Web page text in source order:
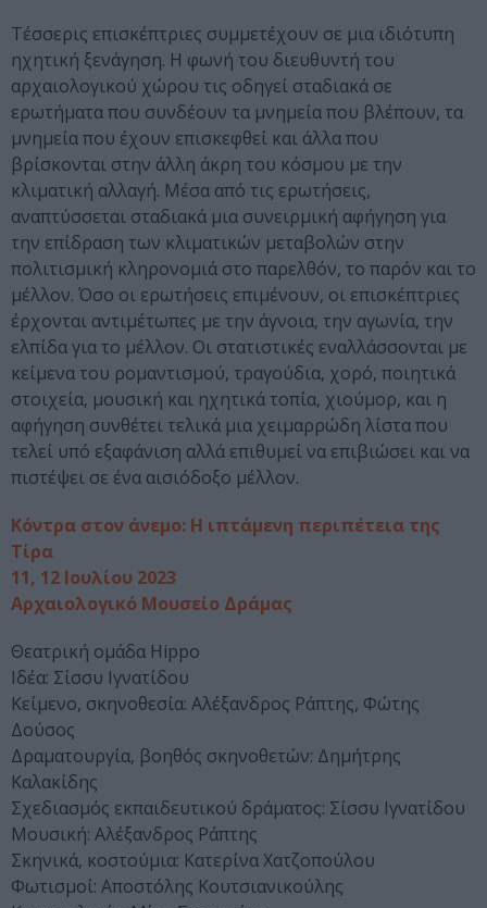
Τέσσερις επισκέπτριες συμμετέχουν σε μια ιδιότυπη
ηχητική ξενάγηση. Η φωνή του διευθυντή του
αρχαιολογικού χώρου τις οδηγεί σταδιακά σε
ερωτήματα που συνδέουν τα μνημεία που βλέπουν, τα
μνημεία που έχουν επισκεφθεί και άλλα που
βρίσκονται στην άλλη άκρη του κόσμου με την
κλιματική αλλαγή. Μέσα από τις ερωτήσεις,
αναπτύσσεται σταδιακά μια συνειρμική αφήγηση για
την επίδραση των κλιματικών μεταβολών στην
πολιτισμική κληρονομιά στο παρελθόν, το παρόν και το
μέλλον. Όσο οι ερωτήσεις επιμένουν, οι επισκέπτριες
έρχονται αντιμέτωπες με την άγνοια, την αγωνία, την
ελπίδα για το μέλλον. Οι στατιστικές εναλλάσσονται με
κείμενα του ρομαντισμού, τραγούδια, χορό, ποιητικά
στοιχεία, μουσική και ηχητικά τοπία, χιούμορ, και η
αφήγηση συνθέτει τελικά μια χειμαρρώδη λίστα που
τελεί υπό εξαφάνιση αλλά επιθυμεί να επιβιώσει και να
πιστέψει σε ένα αισιόδοξο μέλλον.
Κόντρα στον άνεμο: Η ιπτάμενη περιπέτεια της
Τίρα
11, 12 Ιουλίου 2023
Αρχαιολογικό Μουσείο Δράμας
Θεατρική ομάδα Hippo
Ιδέα: Σίσσυ Ιγνατίδου
Κείμενο, σκηνοθεσία: Αλέξανδρος Ράπτης, Φώτης
Δούσος
Δραματουργία, βοηθός σκηνοθετών: Δημήτρης
Καλακίδης
Σχεδιασμός εκπαιδευτικού δράματος: Σίσσυ Ιγνατίδου
Μουσική: Αλέξανδρος Ράπτης
Σκηνικά, κοστούμια: Κατερίνα Χατζοπούλου
Φωτισμοί: Αποστόλης Κουτσιανικούλης